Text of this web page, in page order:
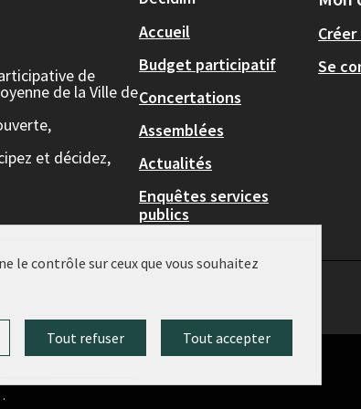
de
de la Ville de
et décidez,
Accueil
Budget participatif
Concertations
Assemblées
Actualités
Enquêtes services
publics
Se
.
le contrôle sur ceux que vous souhaitez
Tout accepter
Tout refuser